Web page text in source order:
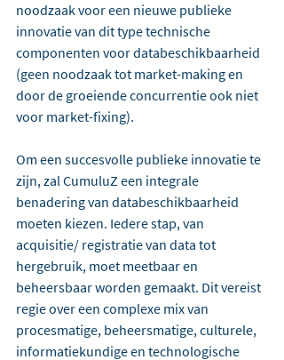
noodzaak voor een nieuwe publieke
innovatie van dit type technische
componenten voor databeschikbaarheid
(geen noodzaak tot market-making en
door de groeiende concurrentie ook niet
voor market-fixing).
Om een succesvolle publieke innovatie te
zijn, zal CumuluZ een integrale
benadering van databeschikbaarheid
moeten kiezen. Iedere stap, van
acquisitie/ registratie van data tot
hergebruik, moet meetbaar en
beheersbaar worden gemaakt. Dit vereist
regie over een complexe mix van
procesmatige, beheersmatige, culturele,
informatiekundige en technologische